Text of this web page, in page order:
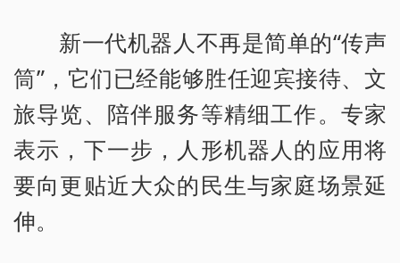
新一代机器人不再是简单的“传声
筒”，它们已经能够胜任迎宾接待、文
旅导览、陪伴服务等精细工作。专家
表示，下一步，人形机器人的应用将
要向更贴近大众的民生与家庭场景延
伸。